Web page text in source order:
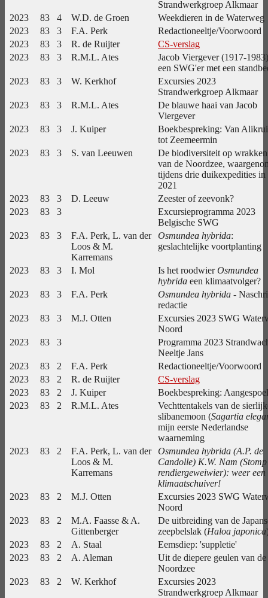
Strandwerkgroep Alkmaar
2023
83 4 W.D. de Groen
Weekdieren in de Waterweg
2023
83 3 F.A. Perk
Redactioneeltje/Voorwoord
2023
83 3 R. de Ruijter
CS-verslag
2023
83 3 R.M.L. Ates
Jacob Viergever (1917-
een SWG'er met een
2023
83 3 W. Kerkhof
Excursies 2023
Strandwerkgroep Alkmaar
2023
83 3 R.M.L. Ates
De blauwe haai van Jacob
Viergever
2023
83 3 J. Kuiper
Boekbespreking: Van
tot Zeemeermin
2023
83 3 S. van Leeuwen
De biodiversiteit op wrakken
van de Noordzee,
tijdens drie duikexpedities in
2021
2023
83 3 D. Leeuw
Zeester of zeevonk?
2023
83 3
Excursieprogramma 2023
Belgische SWG
2023
83 3
F.A. Perk, L. van der
Loos & M.
Karremans
Osmundea hybrida:
geslachtelijke voortplanting
2023 83 3 I. Mol Is het roodwierOsmundea
hybrida een klimaatvolger?
2023
83 3 F.A. Perk Osmundea hybrida -
redactie
2023
83 3 M.J. Otten
Excursies 2023 SWG
Noord
2023
83 3
Programma 2023
Neeltje Jans
2023
83 2 F.A. Perk
Redactioneeltje/Voorwoord
2023
83 2 R. de Ruijter
CS-verslag
2023
83 2 J. Kuiper
Boekbespreking:
2023
83 2 R.M.L. Ates
Vechttentakels van de
slibanemoon (Sagartia
mijn eerste Nederlandse
waarneming
2023
83 2
F.A. Perk, L. van der
Loos & M.
Karremans
Osmundea hybrida (A.P. de
Candolle) K.W. Nam (Stomp
rendiergeweiwier): weer een
klimaatschuiver!
2023
83 2 M.J. Otten
Excursies 2023 SWG
Noord
2023
83 2
M.A. Faasse & A.
Gittenberger
De uitbreiding van de
zeepbelslak (Haloa japonica
2023
83 2 A. Staal
Eemsdiep: 'suppletie'
2023
83 2 A. Aleman
Uit de diepere geulen van de
Noordzee
2023
83 2 W. Kerkhof
Excursies 2023
Strandwerkgroep Alkmaar